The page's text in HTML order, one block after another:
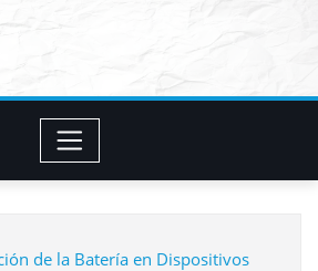
de la Batería en Dispositivos